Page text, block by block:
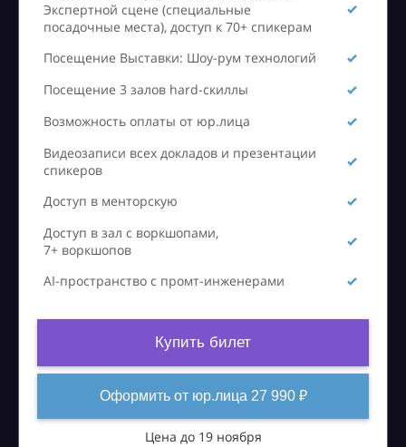
Экспертной сцене (специальные
посадочные места), доступ к 70+ спикерам
Посещение Выставки: Шоу-рум технологий
Посещение 3 залов hard-скиллы
Возможность оплаты от юр.лица
Видеозаписи всех докладов и презентации
спикеров
Доступ в менторскую
Доступ в зал с воркшопами,
7+ воркшопов
AI-пространство с промт-инженерами
Купить билет
Оформить от юр.лица 27 990 ₽
Цена до 19 ноября